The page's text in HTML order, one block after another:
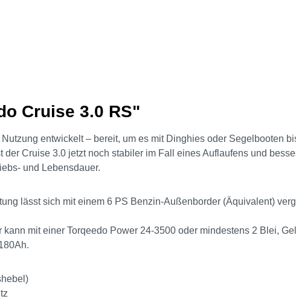
Cruise 3.0 RS"
entwickelt – bereit, um es mit Dinghies oder Segelbooten
Cruise 3.0 jetzt noch stabiler im Fall eines Auflaufens und
und Lebensdauer.
lässt sich mit einem 6 PS Benzin-Außenborder (Äquivalent)
mit einer Torqeedo Power 24-3500 oder mindestens 2 Blei,